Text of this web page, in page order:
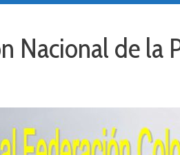
Nacional de la